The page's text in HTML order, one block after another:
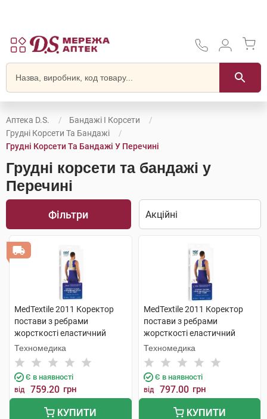
Аптека D.S.
Бандажі І Корсети
Грудні Корсети Та Бандажі
Грудні Корсети Та Бандажі У Перечині
Грудні корсети та бандажі у
Перечині
Фільтри
MedTextile 2011 Коректор
постави з ребрами
жорсткості еластичний
розмір L 1 шт
Техномедика
Є в наявності
від 759.20 грн
КУПИТИ
MedTextile 2011 Коректор
постави з ребрами
жорсткості еластичний
розмір М 1 шт
Техномедика
Є в наявності
від 797.00 грн
КУПИТИ